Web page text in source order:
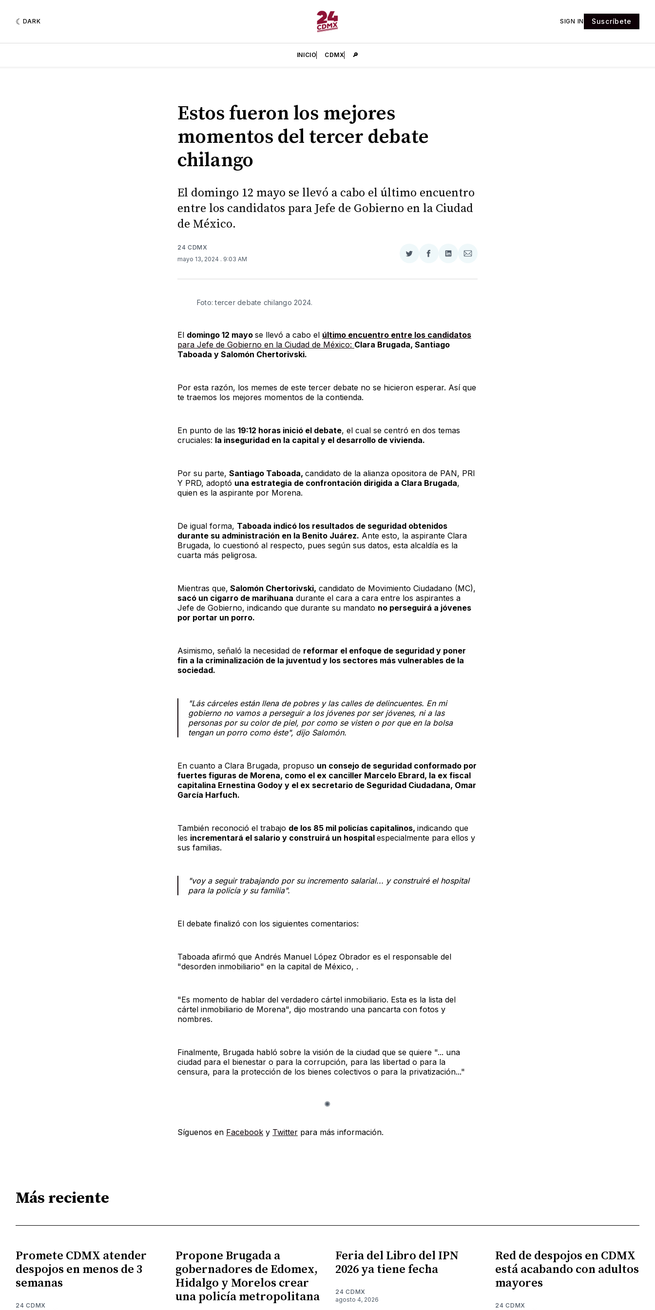
DARK SIGN IN Suscríbete
INICIO CDMX 🔎
Estos fueron los mejores
momentos del tercer debate
chilango
El domingo 12 mayo se llevó a cabo el último encuentro
entre los candidatos para Jefe de Gobierno en la Ciudad
de México.
24 CDMX
mayo 13, 2024 . 9:03 AM
Compartir
Twitter
Compartir
Facebook
Compartir
LinkedIn
Compartir
Email
Foto: tercer debate chilango 2024.
El domingo 12 mayo se llevó a cabo el último encuentro entre los candidatos
para Jefe de Gobierno en la Ciudad de México: Clara Brugada, Santiago
Taboada y Salomón Chertorivski.
Por esta razón, los memes de este tercer debate no se hicieron esperar. Así que
te traemos los mejores momentos de la contienda.
En punto de las 19:12 horas inició el debate, el cual se centró en dos temas
cruciales: la inseguridad en la capital y el desarrollo de vivienda.
Por su parte, Santiago Taboada, candidato de la alianza opositora de PAN, PRI
Y PRD, adoptó una estrategia de confrontación dirigida a Clara Brugada,
quien es la aspirante por Morena.
De igual forma, Taboada indicó los resultados de seguridad obtenidos
durante su administración en la Benito Juárez. Ante esto, la aspirante Clara
Brugada, lo cuestionó al respecto, pues según sus datos, esta alcaldía es la
cuarta más peligrosa.
Mientras que, Salomón Chertorivski, candidato de Movimiento Ciudadano (MC),
sacó un cigarro de marihuana durante el cara a cara entre los aspirantes a
Jefe de Gobierno, indicando que durante su mandato no perseguirá a jóvenes
por portar un porro.
Asimismo, señaló la necesidad de reformar el enfoque de seguridad y poner
fin a la criminalización de la juventud y los sectores más vulnerables de la
sociedad.
"Lás cárceles están llena de pobres y las calles de delincuentes. En mi
gobierno no vamos a perseguir a los jóvenes por ser jóvenes, ni a las
personas por su color de piel, por como se visten o por que en la bolsa
tengan un porro como éste", dijo Salomón.
En cuanto a Clara Brugada, propuso un consejo de seguridad conformado por
fuertes figuras de Morena, como el ex canciller Marcelo Ebrard, la ex fiscal
capitalina Ernestina Godoy y el ex secretario de Seguridad Ciudadana, Omar
García Harfuch.
También reconoció el trabajo de los 85 mil policías capitalinos, indicando que
les incrementará el salario y construirá un hospital especialmente para ellos y
sus familias.
"voy a seguir trabajando por su incremento salarial... y construiré el hospital
para la policía y su familia".
El debate finalizó con los siguientes comentarios:
Taboada afirmó que Andrés Manuel López Obrador es el responsable del
"desorden inmobiliario" en la capital de México, .
"Es momento de hablar del verdadero cártel inmobiliario. Esta es la lista del
cártel inmobiliario de Morena", dijo mostrando una pancarta con fotos y
nombres.
Finalmente, Brugada habló sobre la visión de la ciudad que se quiere "... una
ciudad para el bienestar o para la corrupción, para las libertad o para la
censura, para la protección de los bienes colectivos o para la privatización..."
Síguenos en Facebooky Twitterpara más información.
Más reciente
Promete CDMX atender
despojos en menos de 3
semanas
24 CDMX
Propone Brugada a
gobernadores de Edomex,
Hidalgo y Morelos crear
una policía metropolitana
Feria del Libro del IPN
2026 ya tiene fecha
24 CDMX
agosto 4, 2026
Red de despojos en CDMX
está acabando con adultos
mayores
24 CDMX